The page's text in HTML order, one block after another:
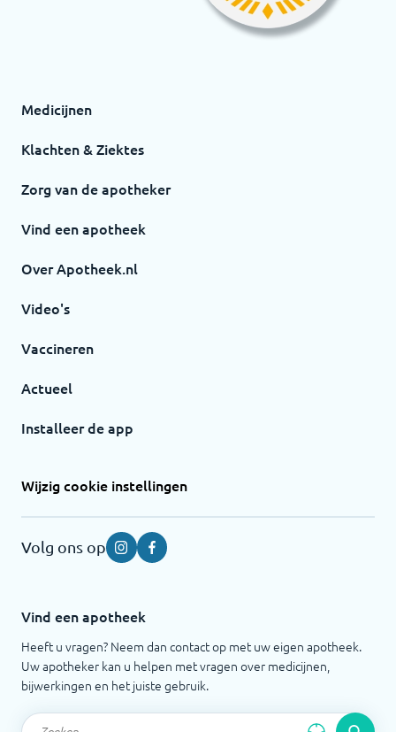
Medicijnen
Klachten & Ziektes
Zorg van de apotheker
Vind een apotheek
Over Apotheek.nl
Video's
Vaccineren
Actueel
Installeer de app
Wijzig cookie instellingen
Volg ons op InstagramFacebook
Vind een apotheek
Heeft u vragen? Neem dan contact op met uw eigen apotheek.
Uw apotheker kan u helpen met vragen over medicijnen,
bijwerkingen en het juiste gebruik.